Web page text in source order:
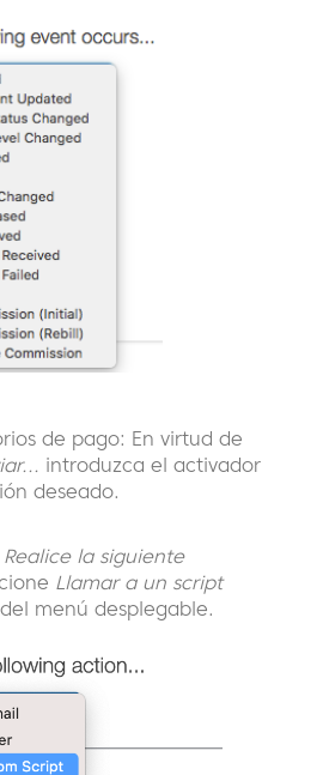
de pago: En virtud de
introduzca el activador
deseado.
Realice la siguiente
Llamar a un script
menú desplegable.